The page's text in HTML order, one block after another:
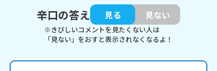
辛口の答え
見る 見ない
※きびしいコメントを見たくない人は
「見ない」をおすと表示されなくなるよ！